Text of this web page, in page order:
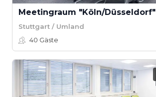
Meetingraum "Köln/Düsseldorf"
Stuttgart / Umland
40 Gäste